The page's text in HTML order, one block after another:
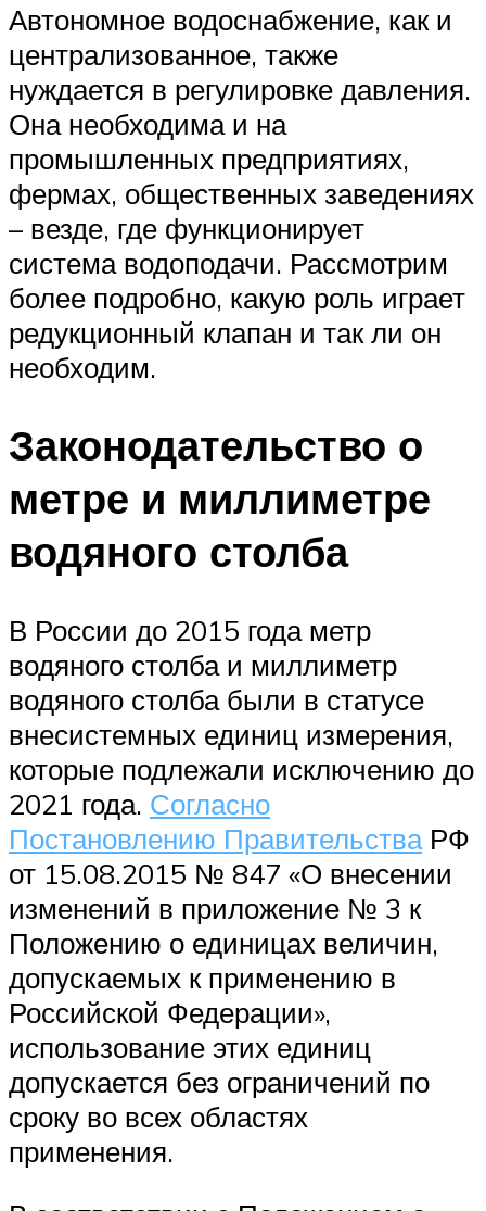
Автономное водоснабжение, как и
централизованное, также
нуждается в регулировке давления.
Она необходима и на
промышленных предприятиях,
фермах, общественных заведениях
– везде, где функционирует
система водоподачи. Рассмотрим
более подробно, какую роль играет
редукционный клапан и так ли он
необходим.
Законодательство о
метре и миллиметре
водяного столба
В России до 2015 года метр
водяного столба и миллиметр
водяного столба были в статусе
внесистемных единиц измерения,
которые подлежали исключению до
2021 года. Согласно
Постановлению ПравительстваРФ
от 15.08.2015 № 847 «О внесении
изменений в приложение № 3 к
Положению о единицах величин,
допускаемых к применению в
Российской Федерации»,
использование этих единиц
допускается без ограничений по
сроку во всех областях
применения.